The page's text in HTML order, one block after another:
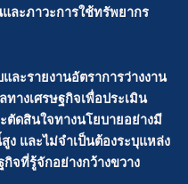
ละภาวะการใช้ทรัพยากร
ละรายงานอัตราการว่างงาน
างเศรษฐกิจเพื่อประเมิน
ตัดสินใจทางนโยบายอย่างมี
และไม่จำเป็นต้องระบุแหล่ง
กิจที่รู้จักอย่างกว้างขวาง